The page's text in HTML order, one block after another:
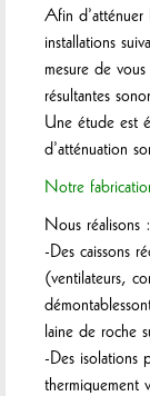
Afin d’atténuer
installations
mesure de
résultantes
Une étude est
d’atténuation
Notre
Nous réalisons :
-Des caissons
(ventilateurs,
laine de roche
-Des isolations
thermiquement